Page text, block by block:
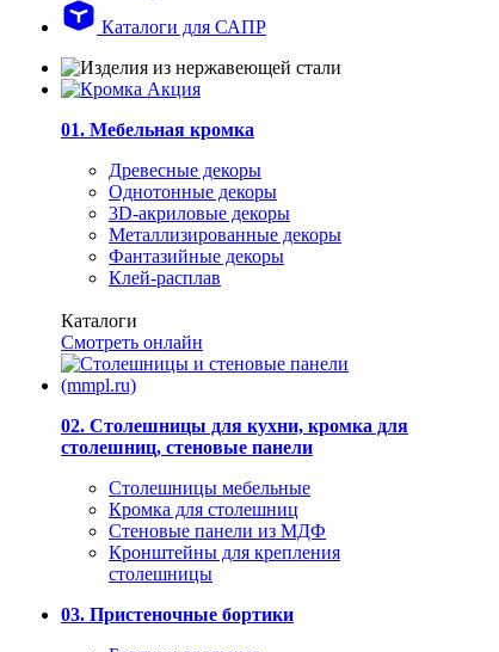
Каталоги для САПР
01. Мебельная кромка
Древесные декоры
Однотонные декоры
3D-акриловые декоры
Металлизированные декоры
Фантазийные декоры
Клей-расплав
Каталоги
Смотреть онлайн
02. Столешницы для кухни, кромка для
столешниц, стеновые панели
Столешницы мебельные
Кромка для столешниц
Стеновые панели из МДФ
Кронштейны для крепления
столешницы
03. Пристеночные бортики